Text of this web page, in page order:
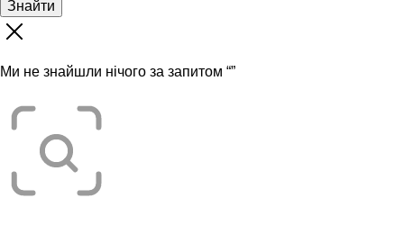
Знайти
Ми не знайшли нічого за запитом “”